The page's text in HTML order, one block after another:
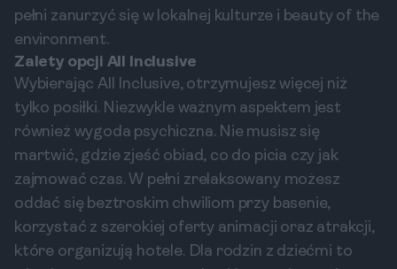
pełni zanurzyć się w lokalnej kulturze i beauty of the
environment.
Zalety opcji All Inclusive
Wybierając All Inclusive, otrzymujesz więcej niż
tylko posiłki. Niezwykle ważnym aspektem jest
również wygoda psychiczna. Nie musisz się
martwić, gdzie zjeść obiad, co do picia czy jak
zajmować czas. W pełni zrelaksowany możesz
oddać się beztroskim chwiliom przy basenie,
korzystać z szerokiej oferty animacji oraz atrakcji,
które organizują hotele. Dla rodzin z dziećmi to